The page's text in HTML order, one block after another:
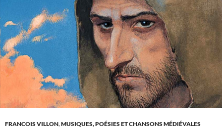
FRANCOIS VILLON,MUSIQUES, POÉSIES ET CHANSONS MÉDIÉVALES